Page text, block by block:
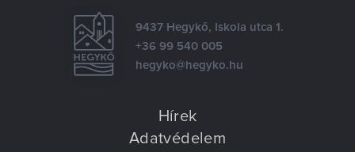
Villa Igku Kft.
9437 Hegykő, Iskola utca 1.
+36 99 540 005
hegyko@hegyko.hu
Hírek
Adatvédelem